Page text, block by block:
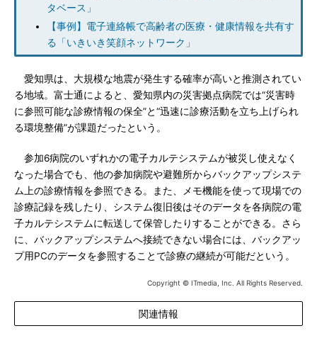
タベース」
【事例】電子連絡帳で高齢者の医療・健康情報を共有す
る「いきいき笑顔ネットワーク」
愛知県は、大規模な地震が発生する確率が高いと推測されてい
る地域。富士通によると、愛知県内の災害拠点病院では“災害時
に参照可能な診療情報の保全”と“迅速に診療活動を立ち上げられ
る環境整備”が課題だったという。
参加6病院のいずれかの電子カルテシステムが被災し使えなく
なった場合でも、他の参加病院や避難所からバックアップシステ
ム上の診療情報を参照できる。また、メモ機能を使って現場での
診療記録を残したり、システム復旧後はそのデータを各病院の電
子カルテシステムに転送して保管したりすることができる。さら
に、バックアップシステムへ接続できない場合には、バックアッ
プ用PCのデータを参照することで診療の継続が可能だという。
Copyright © ITmedia, Inc. All Rights Reserved.
関連情報